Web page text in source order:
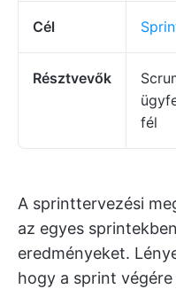
Cél
Résztvevők
fél
A sprinttervezési
az egyes
eredményeket.
hogy a sprint